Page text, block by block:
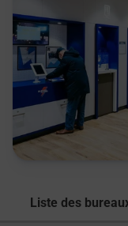
Liste des